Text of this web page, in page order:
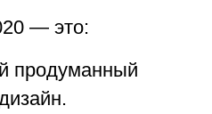
— это:
продуманный